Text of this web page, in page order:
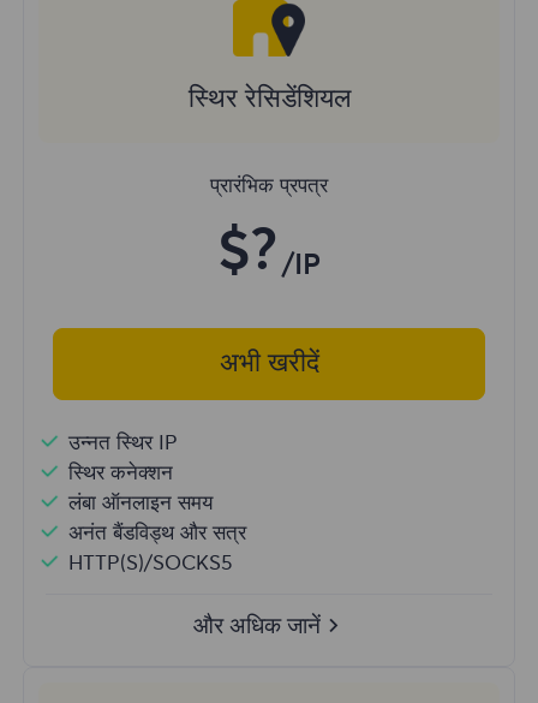
स्थिर रेसिडेंशियल
प्रारंभिक प्रपत्र
$? /IP
अभी खरीदें
उन्नत स्थिर IP
स्थिर कनेक्शन
लंबा ऑनलाइन समय
अनंत बैंडविड्थ और सत्र
HTTP(S)/SOCKS5
और अधिक जानें